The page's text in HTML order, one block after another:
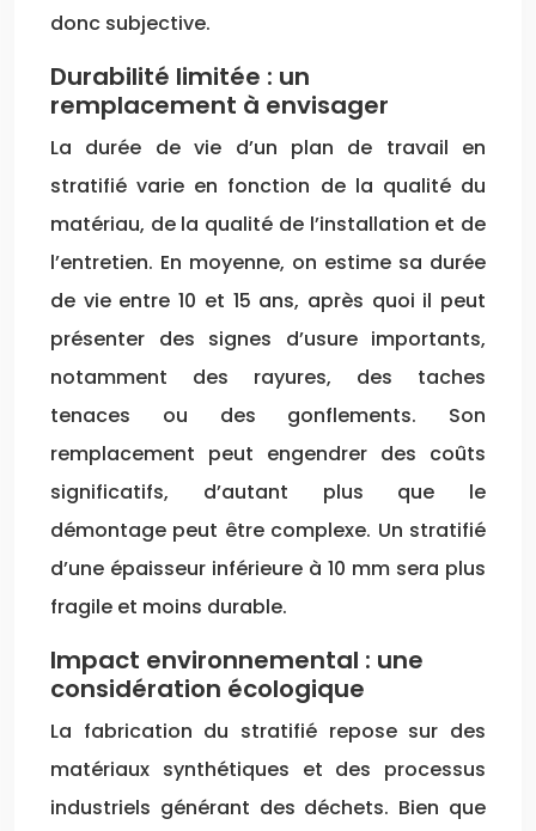
donc subjective.
Durabilité limitée : un
remplacement à envisager
La durée de vie d’un plan de travail en
stratifié varie en fonction de la qualité du
matériau, de la qualité de l’installation et de
l’entretien. En moyenne, on estime sa durée
de vie entre 10 et 15 ans, après quoi il peut
présenter des signes d’usure importants,
notamment des rayures, des taches
tenaces ou des gonflements. Son
remplacement peut engendrer des coûts
significatifs, d’autant plus que le
démontage peut être complexe. Un stratifié
d’une épaisseur inférieure à 10 mm sera plus
fragile et moins durable.
Impact environnemental : une
considération écologique
La fabrication du stratifié repose sur des
matériaux synthétiques et des processus
industriels générant des déchets. Bien que